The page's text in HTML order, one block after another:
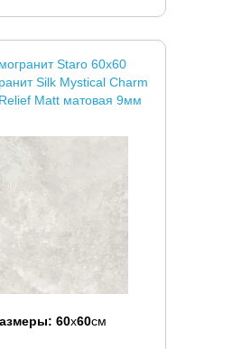
Staro 60x60
Silk Mystical Charm
Matt матовая 9мм
60x60см